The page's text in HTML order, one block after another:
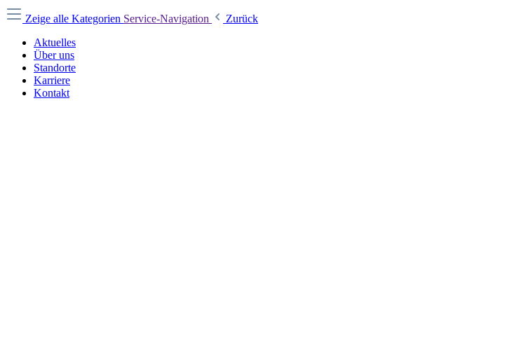
Zeige alle Kategorien Service-Navigation
Zurück
Aktuelles
Über uns
Standorte
Karriere
Kontakt